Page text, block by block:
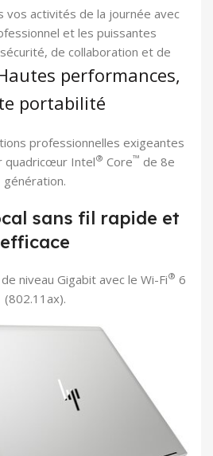
vos activités de la journée avec
et les puissantes
de collaboration et de
performances,
portabilité
professionnelles exigeantes
quadricœur Intel® Core™ de 8e
génération.
sans fil rapide et
efficace
niveau Gigabit avec le Wi-Fi® 6
(802.11ax).